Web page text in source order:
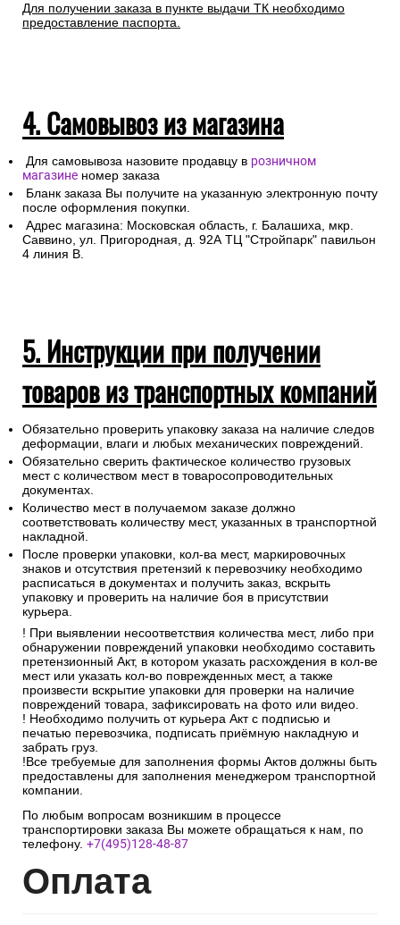
Для получении заказа в пункте выдачи ТК необходимо
предоставление паспорта.
4. Самовывоз из магазина
Для самовывоза назовите продавцу в розничном
магазине номер заказа
Бланк заказа Вы получите на указанную электронную почту
после оформления покупки.
Адрес магазина: Московская область, г. Балашиха, мкр.
Саввино, ул. Пригородная, д. 92А ТЦ "Стройпарк" павильон
4 линия В.
5. Инструкции при получении
товаров из транспортных компаний
Обязательно проверить упаковку заказа на наличие следов
деформации, влаги и любых механических повреждений.
Обязательно сверить фактическое количество грузовых
мест с количеством мест в товаросопроводительных
документах.
Количество мест в получаемом заказе должно
соответствовать количеству мест, указанных в транспортной
накладной.
После проверки упаковки, кол-ва мест, маркировочных
знаков и отсутствия претензий к перевозчику необходимо
расписаться в документах и получить заказ, вскрыть
упаковку и проверить на наличие боя в присутствии
курьера.
! При выявлении несоответствия количества мест, либо при
обнаружении повреждений упаковки необходимо составить
претензионный Акт, в котором указать расхождения в кол-ве
мест или указать кол-во поврежденных мест, а также
произвести вскрытие упаковки для проверки на наличие
повреждений товара, зафиксировать на фото или видео.
! Необходимо получить от курьера Акт с подписью и
печатью перевозчика, подписать приёмную накладную и
забрать груз.
!Все требуемые для заполнения формы Актов должны быть
предоставлены для заполнения менеджером транспортной
компании.
По любым вопросам возникшим в процессе
транспортировки заказа Вы можете обращаться к нам, по
телефону. +7(495)128-48-87
Оплата